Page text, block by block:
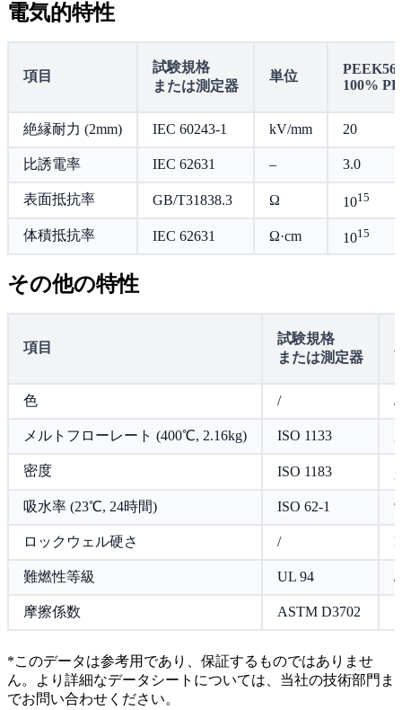
電気的特性
項目
試験規格
または測定器
単位
100%
絶縁耐力 (2mm) IEC 60243-1 kV/mm 20
比誘電率 IEC 62631 – 3.0
表面抵抗率 GB/T31838.3 Ω 1015
体積抵抗率 IEC 62631 Ω·cm 1015
その他の特性
項目
試験規格
または測定器
色 / /
メルトフローレート (400℃, 2.16kg) ISO 1133
密度 ISO 1183
吸水率 (23℃, 24時間) ISO 62-1
ロックウェル硬さ /
難燃性等級 UL 94 /
摩擦係数 ASTM D3702
*このデータは参考用であり、保証するものではありませ
ん。より詳細なデータシートについては、当社の技術部門ま
でお問い合わせください。